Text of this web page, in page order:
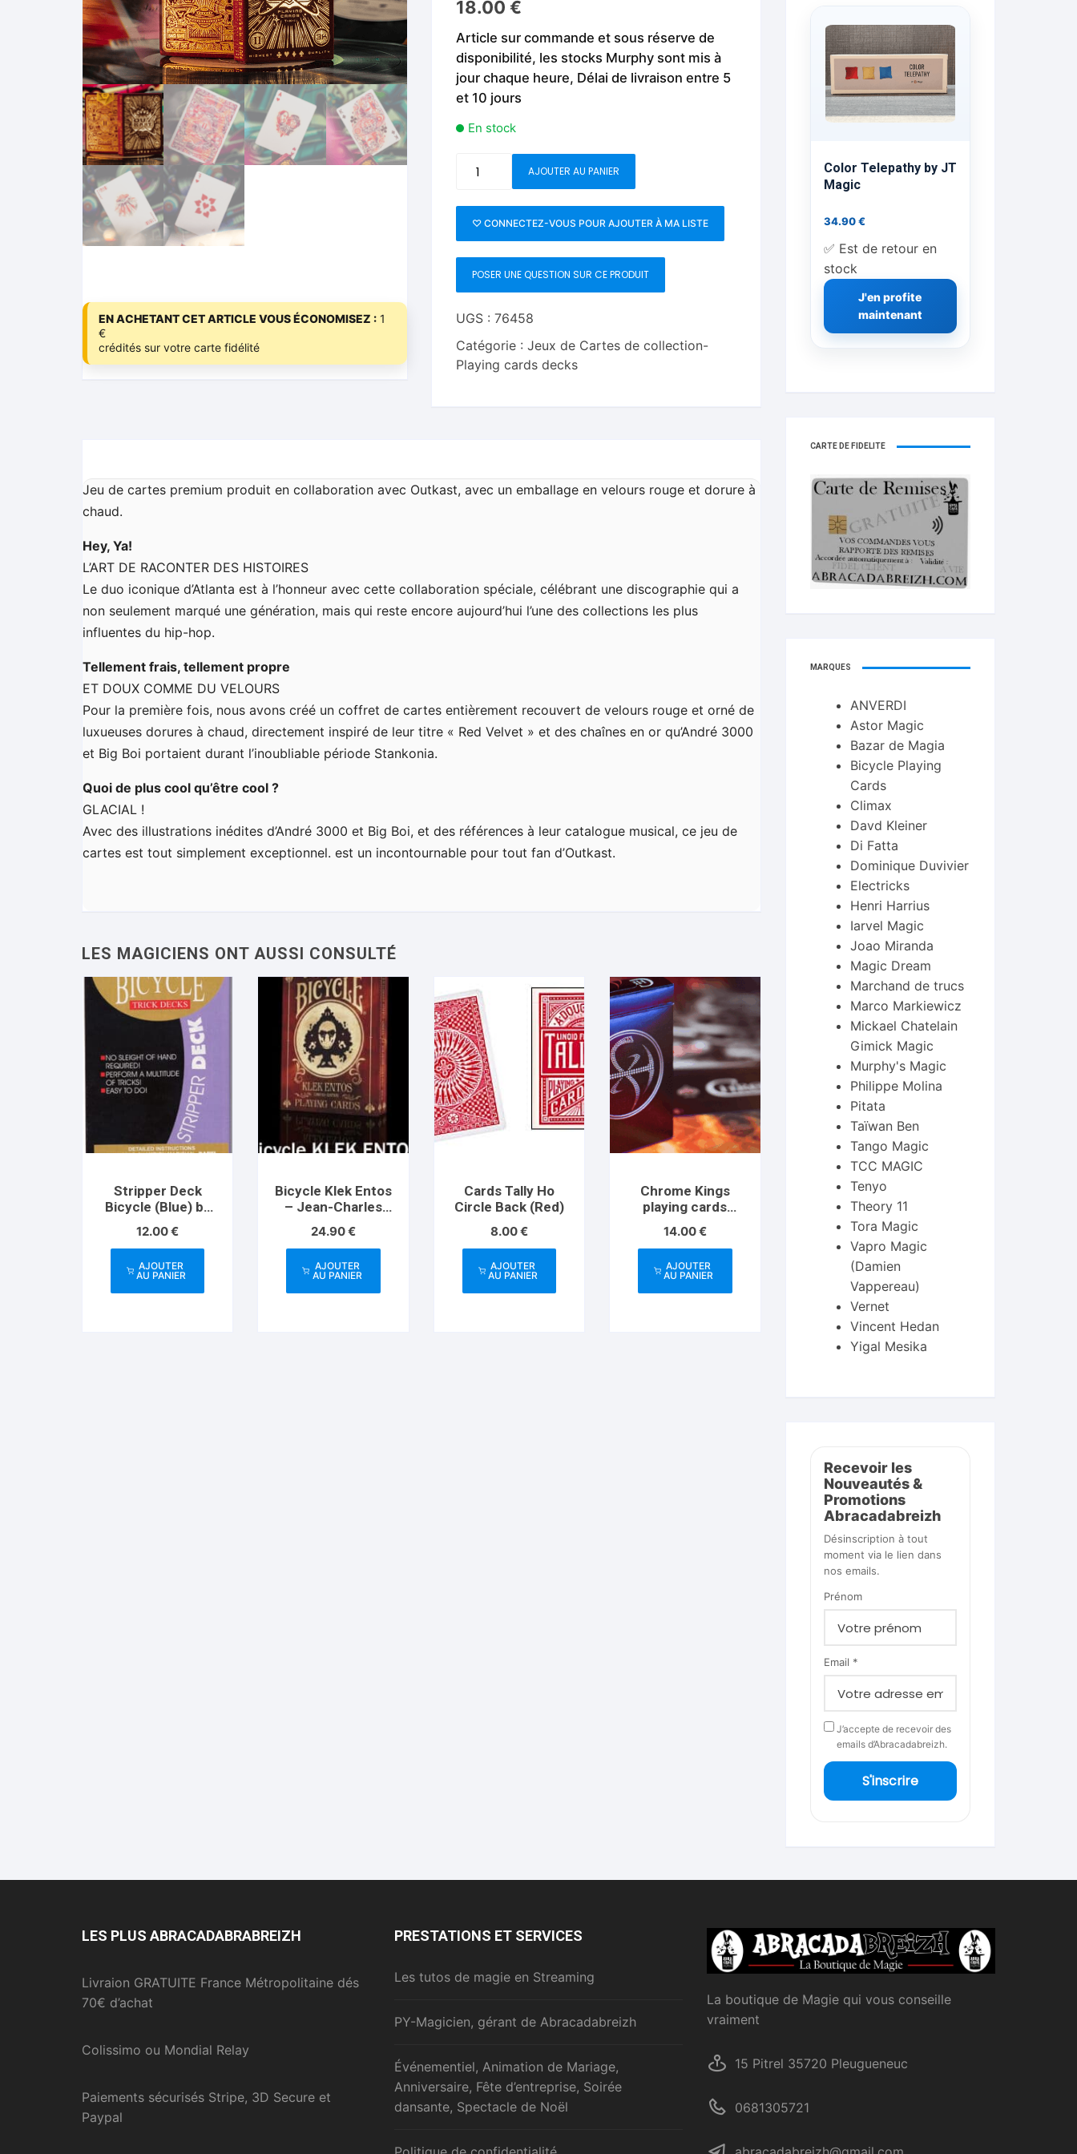
Foulards C.Up
Liquides C.Up
Mentalisme close up
Feu
Foulards
La Magie pour les Enfants
Mentalisme salon et scène
Pièces-Billets
Livres sur la Magie
impromptue
Neige, rubans, FP, Foulards …
EN ACHETANT CET ARTICLE VOUS ÉCONOMISEZ : 1
€
crédités sur votre carte fidélité
18.00€
Article sur commande et sous réserve de
disponibilité, les stocks Murphy sont mis à
jour chaque heure, Délai de livraison entre 5
et 10 jours
En stock
Playing
Cards
by
theory11
AJOUTER AU PANIER
♡ CONNECTEZ-VOUS POUR AJOUTER À MA LISTE
POSER UNE QUESTION SUR CE PRODUIT
UGS :76458
Catégorie :Jeux de Cartes de collection-
Playing cards decks
Jeu de cartes premium produit en collaboration avec Outkast, avec un emballage en velours rouge et dorure à
chaud.
Hey, Ya!
L’ART DE RACONTER DES HISTOIRES
Le duo iconique d’Atlanta est à l’honneur avec cette collaboration spéciale, célébrant une discographie qui a
non seulement marqué une génération, mais qui reste encore aujourd’hui l’une des collections les plus
influentes du hip-hop.
Tellement frais, tellement propre
ET DOUX COMME DU VELOURS
Pour la première fois, nous avons créé un coffret de cartes entièrement recouvert de velours rouge et orné de
luxueuses dorures à chaud, directement inspiré de leur titre « Red Velvet » et des chaînes en or qu’André 3000
et Big Boi portaient durant l’inoubliable période Stankonia.
Quoi de plus cool qu’être cool ?
GLACIAL !
Avec des illustrations inédites d’André 3000 et Big Boi, et des références à leur catalogue musical, ce jeu de
cartes est tout simplement exceptionnel. est un incontournable pour tout fan d’Outkast.
Stripper Deck
Bicycle (Blue) by
US Playing Card
12.00€
AJOUTER
AU PANIER
Bicycle Klek Entos
– Jean-Charles
Briand
24.90€
AJOUTER
AU PANIER
Cards Tally Ho
Circle Back (Red)
8.00€
AJOUTER
AU PANIER
Chrome Kings
playing cards
Artist
14.00€
AJOUTER
AU PANIER
Color Telepathy by JT
Magic
34.90€
✅ Est de retour en
stock
J'en profite
maintenant
CARTE DE FIDELITÉ
MARQUES
ANVERDI
Astor Magic
Bazar de Magia
Bicycle Playing
Cards
Climax
Davd Kleiner
Di Fatta
Dominique Duvivier
Electricks
Henri Harrius
Iarvel Magic
Joao Miranda
Magic Dream
Marchand de trucs
Marco Markiewicz
Mickael Chatelain
Gimick Magic
Murphy's Magic
Philippe Molina
Pitata
Taïwan Ben
Tango Magic
TCC MAGIC
Tenyo
Theory 11
Tora Magic
Vapro Magic
(Damien
Vappereau)
Vernet
Vincent Hedan
Yigal Mesika
Recevoir les
Nouveautés &
Promotions
Abracadabreizh
Désinscription à tout
moment via le lien dans
nos emails.
Prénom
Email *
J’accepte de recevoir des
emails d’Abracadabreizh.
S'inscrire
LES PLUS ABRACADABRABREIZH
Livraion GRATUITE France Métropolitaine dés
70€ d’achat
Colissimo ou Mondial Relay
Paiements sécurisés Stripe, 3D Secure et
Paypal
PRESTATIONS ET SERVICES
Les tutos de magie en Streaming
PY-Magicien, gérant de Abracadabreizh
Événementiel, Animation de Mariage,
Anniversaire, Fête d’entreprise, Soirée
dansante, Spectacle de Noël
La boutique de Magie qui vous conseille
vraiment
15 Pitrel 35720 Pleugueneuc
0681305721